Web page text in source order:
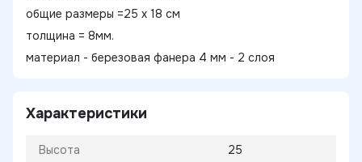
общие размеры =25 х 18 см
толщина = 8мм.
материал - березовая фанера 4 мм - 2 слоя
Характеристики
Высота 25